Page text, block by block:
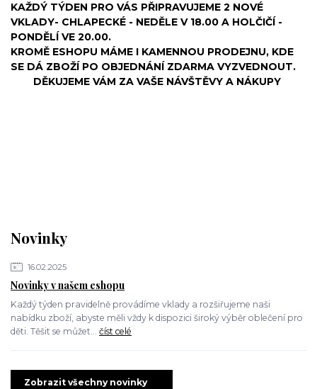
Novinky
16.02.2025
Novinky v našem eshopu
Každý týden pravidelně provádíme vklady a rozšiřujeme naši
nabídku zboží, abyste měli vždy k dispozici široký výběr oblečení pro
děti. Těšit se můžet... číst celé
Zobrazit všechny novinky
KAŽDÝ TÝDEN PRO VÁS PŘIPRAVUJEME 2 NOVÉ
VKLADY- CHLAPECKÉ - NEDĚLE V 18.00 A HOLČIČÍ -
PONDĚLÍ VE 20.00.
KROMĚ ESHOPU MÁME I KAMENNOU PRODEJNU, KDE
SE DÁ ZBOŽÍ PO OBJEDNÁNÍ ZDARMA VYZVEDNOUT.
DĚKUJEME VÁM ZA VAŠE NÁVŠTĚVY A NÁKUPY